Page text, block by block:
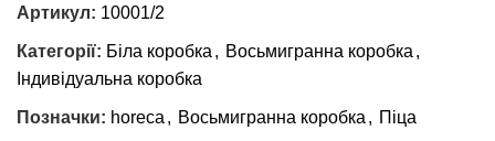
Артикул: 10001/2
Категорії: Біла коробка , Восьмигранна коробка ,
Індивідуальна коробка
Позначки: horeca , Восьмигранна коробка , Піца